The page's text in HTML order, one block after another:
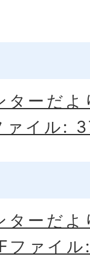
ターだ
ァイル:
ターだ
ファイ